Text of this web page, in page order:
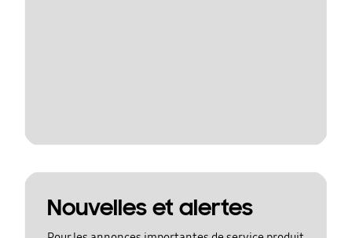
Nouvelles et alertes